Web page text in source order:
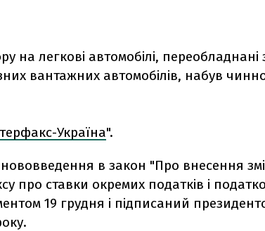
на легкові автомобілі, переобладнані
вантажних автомобілів, набув
Україна".
в закон "Про внесення
про ставки окремих податків і
19 грудня і підписаний